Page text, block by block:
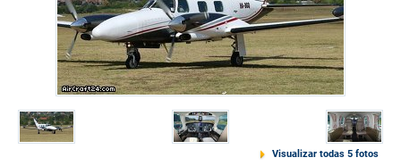
Visualizar todas 5 fotos